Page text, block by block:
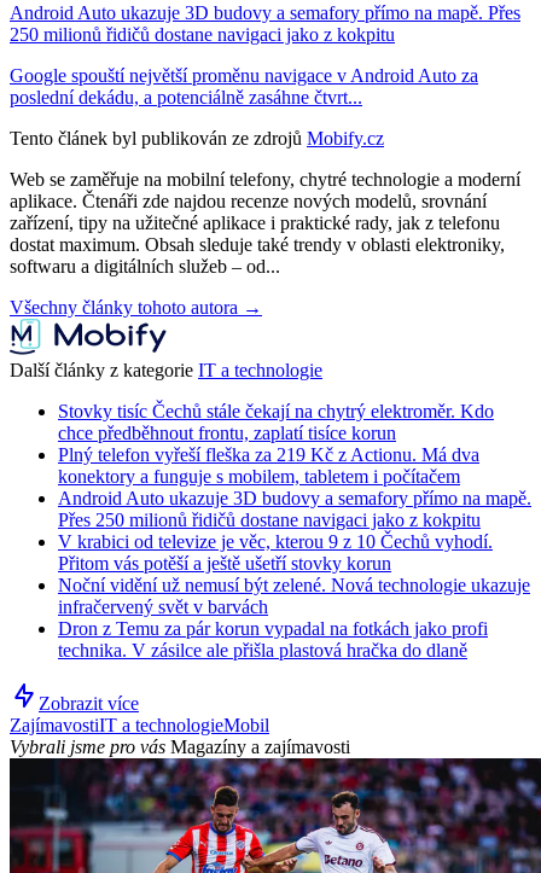
Android Auto ukazuje 3D budovy a semafory přímo na mapě. Přes
250 milionů řidičů dostane navigaci jako z kokpitu
Google spouští největší proměnu navigace v Android Auto za
poslední dekádu, a potenciálně zasáhne čtvrt...
Tento článek byl publikován ze zdrojů Mobify.cz
Web se zaměřuje na mobilní telefony, chytré technologie a moderní
aplikace. Čtenáři zde najdou recenze nových modelů, srovnání
zařízení, tipy na užitečné aplikace i praktické rady, jak z telefonu
dostat maximum. Obsah sleduje také trendy v oblasti elektroniky,
softwaru a digitálních služeb – od...
Všechny články tohoto autora →
Další články z kategorie IT a technologie
Stovky tisíc Čechů stále čekají na chytrý elektroměr. Kdo
chce předběhnout frontu, zaplatí tisíce korun
Plný telefon vyřeší fleška za 219 Kč z Actionu. Má dva
konektory a funguje s mobilem, tabletem i počítačem
Android Auto ukazuje 3D budovy a semafory přímo na mapě.
Přes 250 milionů řidičů dostane navigaci jako z kokpitu
V krabici od televize je věc, kterou 9 z 10 Čechů vyhodí.
Přitom vás potěší a ještě ušetří stovky korun
Noční vidění už nemusí být zelené. Nová technologie ukazuje
infračervený svět v barvách
Dron z Temu za pár korun vypadal na fotkách jako profi
technika. V zásilce ale přišla plastová hračka do dlaně
Zobrazit více
ZajímavostiIT a technologieMobil
Vybrali jsme pro vás Magazíny a zajímavosti